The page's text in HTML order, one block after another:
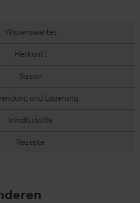
Wissenswertes
Herkunft
Saison
und Lagerung
Inhaltsstoffe
Rezepte